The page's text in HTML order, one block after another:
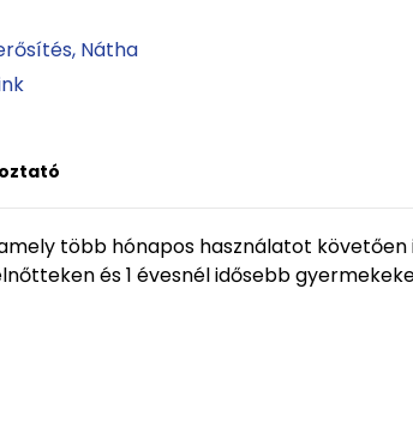
Nátha
több hónapos használatot követően
és 1 évesnél idősebb